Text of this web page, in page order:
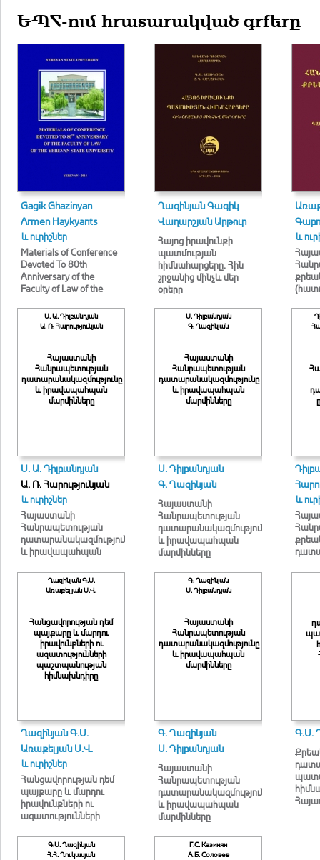
ԵՊՀ-ում հրատարակված գրքերը
Gagik Ghazinyan
Armen Haykyants
և ուրիշներ
Materials of Conference
Devoted To 80th
Anniversary of the
Faculty of Law of the
Ղազինյան Գագիկ
Վաղարշյան Արթուր
Հայոց իրավունքի
պատմության
հիմնահարցերը. Հին
շրջանից մինչև մեր
օրերը
և
Ս. Ա. Դիլբանդյան
Ա. Ռ. Հարությունյան
Հայաստանի
Հանրապետության
դատարանակազմությունը
և իրավապահպան
մարմինները
Ս. Ա. Դիլբանդյան
Ա. Ռ. Հարությունյան
և ուրիշներ
Հայաստանի
Հանրապետության
դատարանակազմությունը
և իրավապահպան
Ս. Դիլբանդյան
Գ. Ղազինյան
Հայաստանի
Հանրապետության
դատարանակազմությունը
և իրավապահպան
մարմինները
Ս. Դիլբանդյան
Գ. Ղազինյան
Հայաստանի
Հանրապետության
դատարանակազմությունը
և իրավապահպան
մարմինները
և
Ղազինյան Գ.Ս.
Առաքելյան Ս.Վ.
Հանցավորության դեմ
պայքարը և մարդու
իրավունքների ու
ազատությունների
պաշտպանության
հիմնախնդիրը
Ղազինյան Գ.Ս.
Առաքելյան Ս.Վ.
և ուրիշներ
Հանցավորության դեմ
պայքարը և մարդու
իրավունքների ու
ազատությունների
հիմնախնդիրը
Գ. Ղազինյան
Ս. Դիլբանդյան
Հայաստանի
Հանրապետության
դատարանակազմությունը
և իրավապահպան
մարմինները
Գ. Ղազինյան
Ս. Դիլբանդյան
Հայաստանի
Հանրապետության
դատարանակազմությունը
և իրավապահպան
մարմինները
Գ.Ս.
Գ.Ս. Ղազինյան
Հ.Հ. Ղուկասյան
Г.С. Казинян
А.Б. Соловев